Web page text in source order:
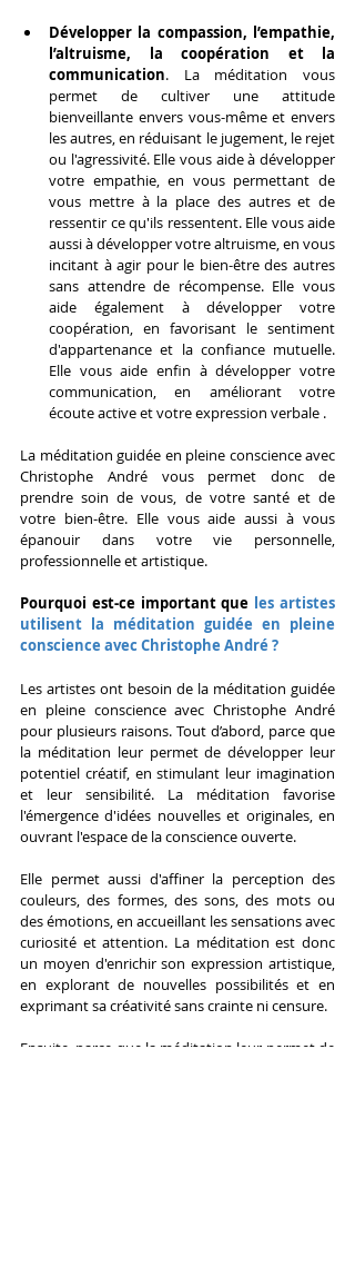
Développer la compassion, l’empathie,
l’altruisme, la coopération et la
communication. La méditation vous
permet de cultiver une attitude
bienveillante envers vous-même et envers
les autres, en réduisant le jugement, le rejet
ou l'agressivité. Elle vous aide à développer
votre empathie, en vous permettant de
vous mettre à la place des autres et de
ressentir ce qu'ils ressentent. Elle vous aide
aussi à développer votre altruisme, en vous
incitant à agir pour le bien-être des autres
sans attendre de récompense. Elle vous
aide également à développer votre
coopération, en favorisant le sentiment
d'appartenance et la confiance mutuelle.
Elle vous aide enfin à développer votre
communication, en améliorant votre
écoute active et votre expression verbale .
La méditation guidée en pleine conscience avec
Christophe André vous permet donc de
prendre soin de vous, de votre santé et de
votre bien-être. Elle vous aide aussi à vous
épanouir dans votre vie personnelle,
professionnelle et artistique.
Pourquoi est-ce important que les artistes
utilisent la méditation guidée en pleine
conscience avec Christophe André ?
Les artistes ont besoin de la méditation guidée
en pleine conscience avec Christophe André
pour plusieurs raisons. Tout d’abord, parce que
la méditation leur permet de développer leur
potentiel créatif, en stimulant leur imagination
et leur sensibilité. La méditation favorise
l'émergence d'idées nouvelles et originales, en
ouvrant l'espace de la conscience ouverte.
Elle permet aussi d'affiner la perception des
couleurs, des formes, des sons, des mots ou
des émotions, en accueillant les sensations avec
curiosité et attention. La méditation est donc
un moyen d'enrichir son expression artistique,
en explorant de nouvelles possibilités et en
exprimant sa créativité sans crainte ni censure.
Ensuite, parce que la méditation leur permet de